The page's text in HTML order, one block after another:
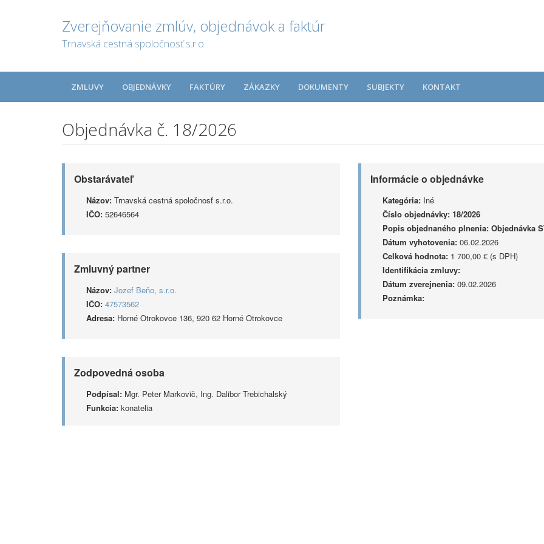
Zverejňovanie zmlúv, objednávok a faktúr
Trnavská cestná spoločnosť s.r.o.
ZMLUVY OBJEDNÁVKY FAKTÚRY ZÁKAZKY DOKUMENTY SUBJEKTY KONTAKT
Objednávka č. 18/2026
Obstarávateľ
Názov: Trnavská cestná spoločnosť s.r.o.
IČO: 52646564
Zmluvný partner
Názov: Jozef Beňo, s.r.o.
IČO: 47573562
Adresa: Horné Otrokovce 136, 920 62 Horné Otrokovce
Zodpovedná osoba
Podpísal: Mgr. Peter Markovič, Ing. Dalibor Trebichalský
Funkcia: konatelia
Informácie o objednávke
Kategória: Iné
Číslo objednávky: 18/2026
Popis objednaného plnenia: Objednávka
Dátum vyhotovenia:06.02.2026
Celková hodnota:1 700,00 € (s DPH)
Identifikácia zmluvy:
Dátum zverejnenia:09.02.2026
Poznámka: